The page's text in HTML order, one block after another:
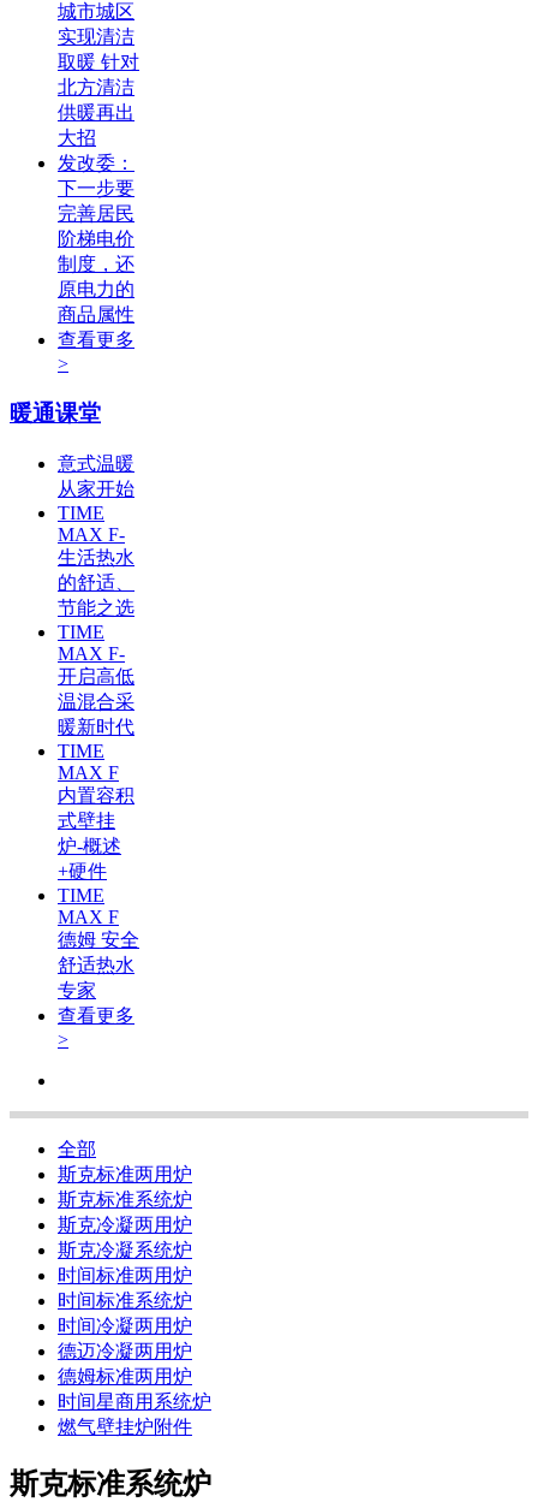
城市城区
实现清洁
取暖 针对
北方清洁
供暖再出
大招
发改委：
下一步要
完善居民
阶梯电价
制度，还
原电力的
商品属性
查看更多
>
暖通课堂
意式温暖
从家开始
TIME
MAX F-
生活热水
的舒适、
节能之选
TIME
MAX F-
开启高低
温混合采
暖新时代
TIME
MAX F
内置容积
式壁挂
炉-概述
+硬件
TIME
MAX F
德姆 安全
舒适热水
专家
查看更多
>
全部
斯克标准两用炉
斯克标准系统炉
斯克冷凝两用炉
斯克冷凝系统炉
时间标准两用炉
时间标准系统炉
时间冷凝两用炉
德迈冷凝两用炉
德姆标准两用炉
时间星商用系统炉
燃气壁挂炉附件
斯克标准系统炉